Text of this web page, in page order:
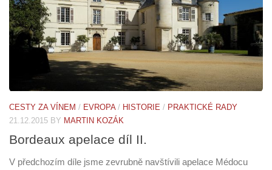
CESTY ZA VÍNEM / EVROPA / HISTORIE / PRAKTICKÉ RADY
21.12.2015 BY MARTIN KOZÁK
Bordeaux apelace díl II.
V předchozím díle jsme zevrubně navštívili apelace Médocu